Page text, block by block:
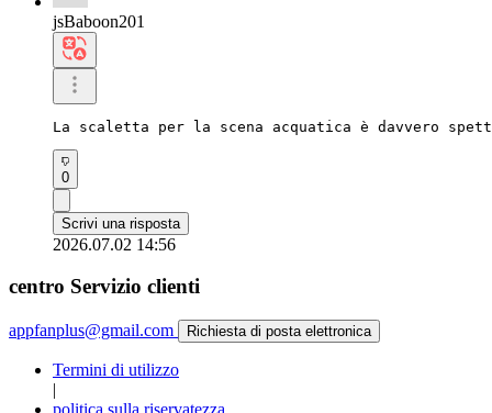
jsBaboon201
La scaletta per la scena acquatica è davvero
0
Scrivi una risposta
2026.07.02 14:56
centro Servizio clienti
appfanplus@gmail.com Richiesta di posta elettronica
Termini di utilizzo
|
politica sulla riservatezza